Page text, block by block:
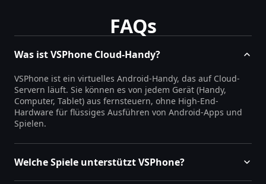
FAQs
Was ist VSPhone Cloud-Handy?
VSPhone ist ein virtuelles Android-Handy, das auf Cloud-
Servern läuft. Sie können es von jedem Gerät (Handy,
Computer, Tablet) aus fernsteuern, ohne High-End-
Hardware für flüssiges Ausführen von Android-Apps und
Spielen.
Welche Spiele unterstützt VSPhone?